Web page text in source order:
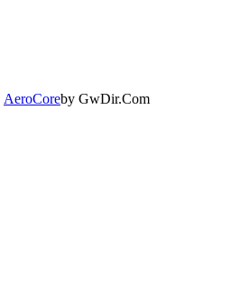
AeroCoreby GwDir.Com